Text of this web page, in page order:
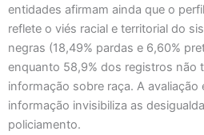
entidades afirmam ainda que o
reflete o viés racial e territorial do
negras (18,49% pardas e 6,60%
enquanto 58,9% dos registros não
informação sobre raça. A avaliação
informação invisibiliza as
policiamento.